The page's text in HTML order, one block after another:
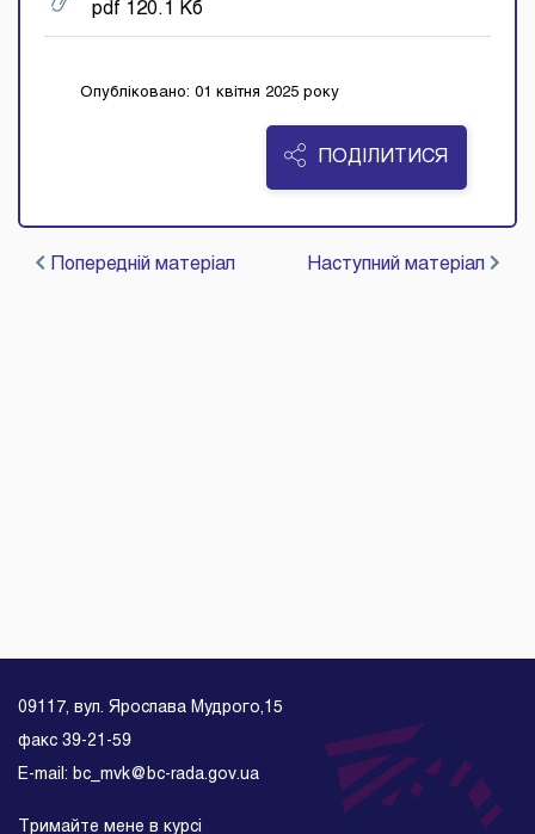
pdf 120.1 Кб
Опубліковано: 01 квітня 2025 року
ПОДІЛИТИСЯ
Попередній матеріал Наступний матеріал
09117, вул. Ярослава Мудрого,15
факс 39-21-59
E-mail: bc_mvk@bc-rada.gov.ua
Тримайте мене в курсі